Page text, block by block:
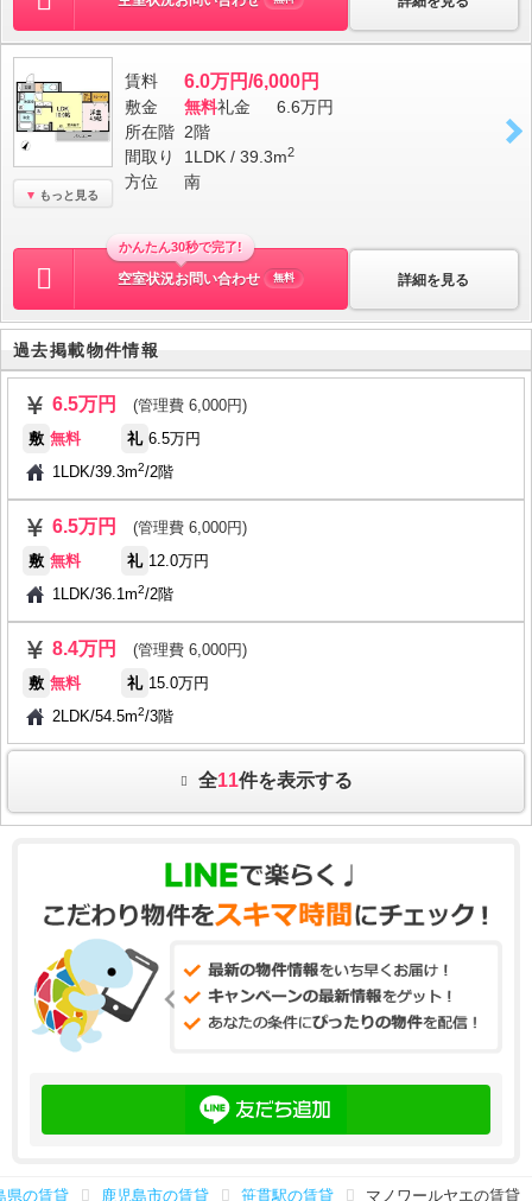
もっと見る
賃料 6.0万円/6,000円
敷金 無料礼金
6.6万円
所在階 2階
間取り
1LDK / 39.3m2
方位 南
詳細を見る
かんたん30秒で完了!
空室状況お問い合わせ 無料
過去掲載物件情報
6.5万円
(管理費 6,000円)
敷 無料 礼 6.5万円
1LDK/39.3m2/2階
6.5万円
(管理費 6,000円)
敷 無料 礼 12.0万円
1LDK/36.1m2/2階
8.4万円
(管理費 6,000円)
敷 無料 礼 15.0万円
2LDK/54.5m2/3階
全11件を表示する
県の賃貸 鹿児島市の賃貸 笹貫駅の賃貸 マノワールヤエの賃貸